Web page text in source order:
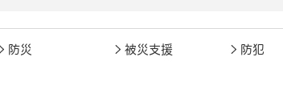
防災 被災支援 防犯